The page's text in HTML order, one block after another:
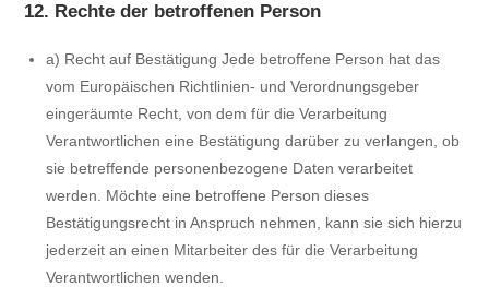
12. Rechte der betroffenen Person
a) Recht auf Bestätigung Jede betroffene Person hat das
vom Europäischen Richtlinien- und Verordnungsgeber
eingeräumte Recht, von dem für die Verarbeitung
Verantwortlichen eine Bestätigung darüber zu verlangen, ob
sie betreffende personenbezogene Daten verarbeitet
werden. Möchte eine betroffene Person dieses
Bestätigungsrecht in Anspruch nehmen, kann sie sich hierzu
jederzeit an einen Mitarbeiter des für die Verarbeitung
Verantwortlichen wenden.